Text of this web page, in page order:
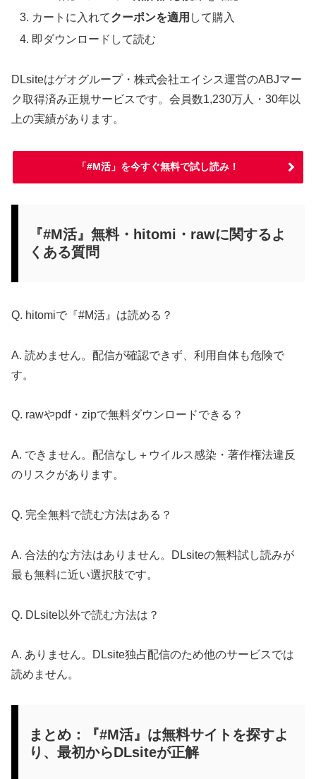
カートに入れてクーポンを適用 して購入
即ダウンロードして読む
DLsiteはゲオグループ・株式会社エイシス運営のABJマー
ク取得済み正規サービスです。会員数1,230万人・30年以
上の実績があります。
「#M活」を今すぐ無料で試し読み！
『#M活』無料・hitomi・rawに関するよ
くある質問
Q. hitomiで『#M活』は読める？
A. 読めません。配信が確認できず、利用自体も危険で
す。
Q. rawやpdf・zipで無料ダウンロードできる？
A. できません。配信なし＋ウイルス感染・著作権法違反
のリスクがあります。
Q. 完全無料で読む方法はある？
A. 合法的な方法はありません。DLsiteの無料試し読みが
最も無料に近い選択肢です。
Q. DLsite以外で読む方法は？
A. ありません。DLsite独占配信のため他のサービスでは
読めません。
まとめ：『#M活』は無料サイトを探すよ
り、最初からDLsiteが正解